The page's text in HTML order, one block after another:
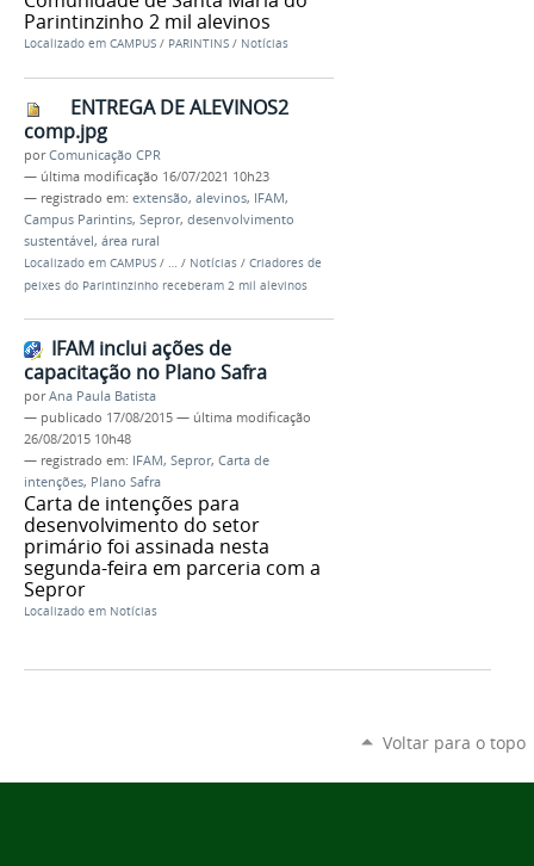
Parintinzinho 2 mil alevinos
Localizado em CAMPUS / PARINTINS / Notícias
ENTREGA DE ALEVINOS2
comp.jpg
porComunicação CPR
— última modificação 16/07/2021 10h23
— registrado em: extensão, alevinos, IFAM,
Campus Parintins, Sepror, desenvolvimento
sustentável, área rural
Localizado em CAMPUS / … / Notícias / Criadores de
peixes do Parintinzinho receberam 2 mil alevinos
IFAM inclui ações de
capacitação no Plano Safra
porAna Paula Batista
— publicado 17/08/2015 — última modificação
26/08/2015 10h48
— registrado em: IFAM, Sepror, Carta de
intenções, Plano Safra
Carta de intenções para
desenvolvimento do setor
primário foi assinada nesta
segunda-feira em parceria com a
Sepror
Localizado em Notícias
Voltar para o topo